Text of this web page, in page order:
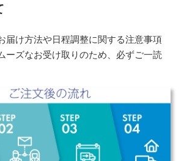
届け方法や日程調整に関する注意事項
ーズなお受け取りのため、必ずご一読